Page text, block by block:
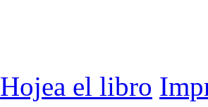
Hojea el libro